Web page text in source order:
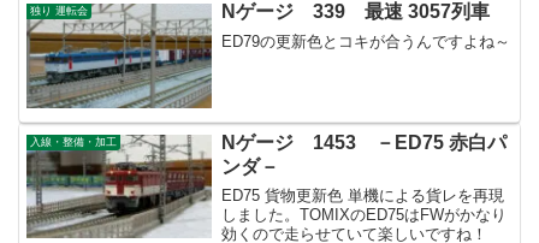
独り 運転会 Nゲージ 339 最速 3057列車
ED79の更新色とコキが合うんですよね～
入線・整備・加工
Nゲージ 1453 －ED75 赤白パ
ンダ－
ED75 貨物更新色 単機による貨レを再現
しました。TOMIXのED75はFWがかなり
効くので走らせていて楽しいですね！